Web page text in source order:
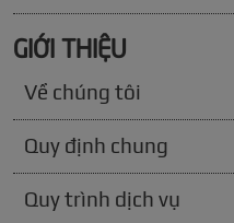
GIỚI THIỆU
Về chúng tôi
Quy định chung
Quy trình dịch vụ